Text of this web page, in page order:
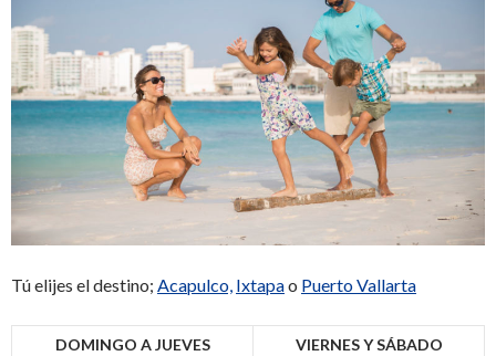
Tú elijes el destino; Acapulco, Ixtapao Puerto Vallarta
DOMINGO A JUEVES VIERNES Y SÁBADO